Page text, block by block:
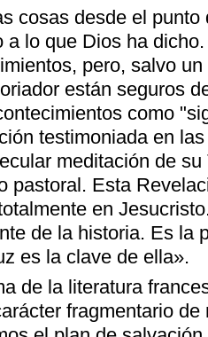
cosas desde el
a lo que Dios ha
pero, salvo
están seguros
como
testimoniada en
meditación de
pastoral. Esta
en
de la historia. Es la
es la clave de ella».
de la literatura
fragmentario